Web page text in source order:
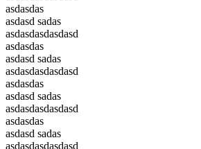
asdasdas
asdasd sadas
asdasdasdasdasd
asdasdas
asdasd sadas
asdasdasdasdasd
asdasdas
asdasd sadas
asdasdasdasdasd
asdasdas
asdasd sadas
asdasdasdasdasd